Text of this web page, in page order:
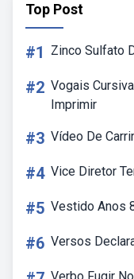
Top Post
#1 Zinco Sulfato
#2 Vogais
Imprimir
#3 Vídeo De
#4 Vice Diretor
#5 Vestido Anos
#6 Versos